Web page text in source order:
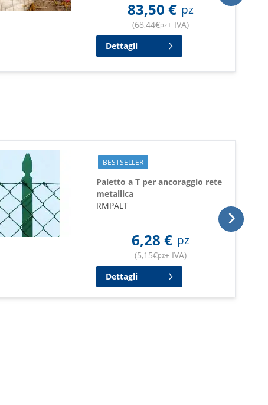
83,50 € pz
(68,44€pz+ IVA)
Dettagli
BESTSELLER
Paletto a T per ancoraggio rete
metallica
RMPALT
6,28 € pz
(5,15€pz+ IVA)
Dettagli